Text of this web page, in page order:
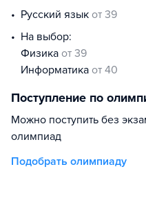
русский язык от 39
На выбор:
физика от 39
информатика от 40
Поступление по
Можно поступить без
олимпиад
Подобрать олимпиаду